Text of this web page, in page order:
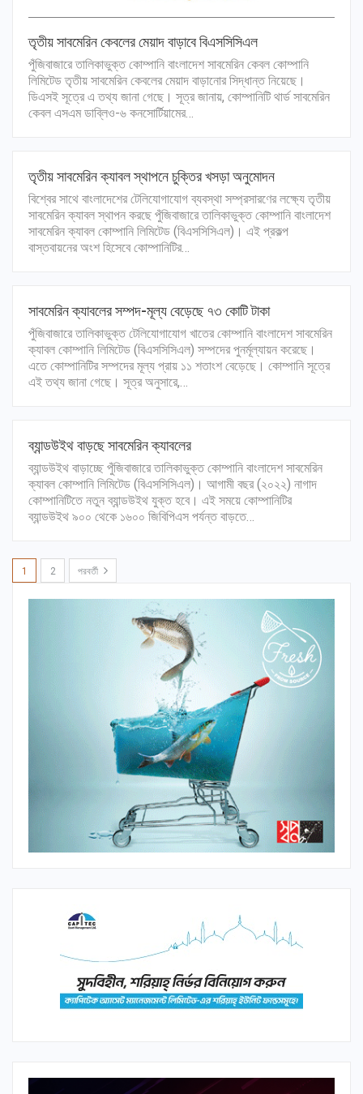
তৃতীয় সাবমেরিন কেবলের মেয়াদ বাড়াবে বিএসসিসিএল
পুঁজিবাজারে তালিকাভুক্ত কোম্পানি বাংলাদেশ সাবমেরিন কেবল কোম্পানি
লিমিটেড তৃতীয় সাবমেরিন কেবলের মেয়াদ বাড়ানোর সিদ্ধান্ত নিয়েছে।
ডিএসই সূত্রে এ তথ্য জানা গেছে। সূত্র জানায়, কোম্পানিটি থার্ড সাবমেরিন
কেবল এসএম ডাব্লিও-৬ কনসোর্টিয়ামের…
তৃতীয় সাবমেরিন ক্যাবল স্থাপনে চুক্তির খসড়া অনুমোদন
বিশ্বের সাথে বাংলাদেশের টেলিযোগাযোগ ব্যবস্থা সম্প্রসারণের লক্ষ্যে তৃতীয়
সাবমেরিন ক্যাবল স্থাপন করছে পুঁজিবাজারে তালিকাভুক্ত কোম্পানি বাংলাদেশ
সাবমেরিন ক্যাবল কোম্পানি লিমিটেড (বিএসসিসিএল)। এই প্রকল্প
বাস্তবায়নের অংশ হিসেবে কোম্পানিটির…
সাবমেরিন ক্যাবলের সম্পদ-মূল্য বেড়েছে ৭৩ কোটি টাকা
পুঁজিবাজারে তালিকাভুক্ত টেলিযোগাযোগ খাতের কোম্পানি বাংলাদেশ সাবমেরিন
ক্যাবল কোম্পানি লিমিটেড (বিএসসিসিএল) সম্পদের পুনর্মূল্যায়ন করেছে।
এতে কোম্পানিটির সম্পদের মূল্য প্রায় ১১ শতাংশ বেড়েছে। কোম্পানি সূত্রে
এই তথ্য জানা গেছে। সূত্র অনুসারে,…
ব্যান্ডউইথ বাড়ছে সাবমেরিন ক্যাবলের
ব্যান্ডউইথ বাড়াচ্ছে পুঁজিবাজারে তালিকাভুক্ত কোম্পানি বাংলাদেশ সাবমেরিন
ক্যাবল কোম্পানি লিমিটেড (বিএসসিসিএল)। আগামী বছর (২০২২) নাগাদ
কোম্পানিটিতে নতুন ব্যান্ডউইথ যুক্ত হবে। এই সময়ে কোম্পানিটির
ব্যান্ডউইথ ৯০০ থেকে ১৬০০ জিবিপিএস পর্যন্ত বাড়তে…
1 2 পরবর্তী